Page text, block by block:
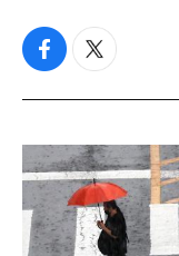
f
c
b
o
o
t
i
t
e
r